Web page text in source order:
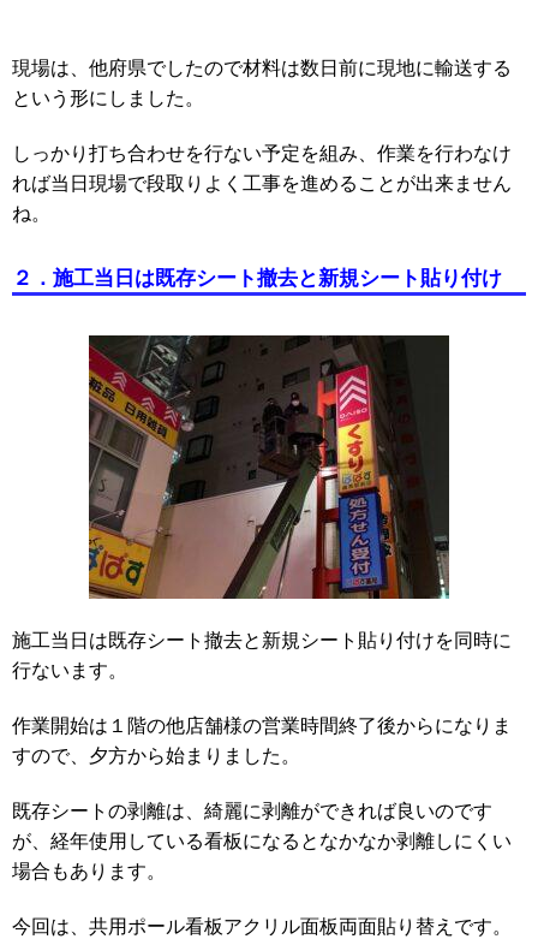
現場は、他府県でしたので材料は数日前に現地に輸送する
という形にしました。
しっかり打ち合わせを行ない予定を組み、作業を行わなけ
れば当日現場で段取りよく工事を進めることが出来ません
ね。
２．施工当日は既存シート撤去と新規シート貼り付け
施工当日は既存シート撤去と新規シート貼り付けを同時に
行ないます。
作業開始は１階の他店舗様の営業時間終了後からになりま
すので、夕方から始まりました。
既存シートの剥離は、綺麗に剥離ができれば良いのです
が、経年使用している看板になるとなかなか剥離しにくい
場合もあります。
今回は、共用ポール看板アクリル面板両面貼り替えです。